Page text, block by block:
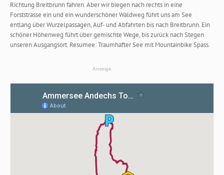
Richtung Breitbrunn fahren. Aber wir biegen nach rechts in eine
Forststrasse ein und ein wunderschöner Waldweg führt uns am See
entlang über Wurzelpassagen, Auf- und Abfahrten bis nach Breitbrunn. Ein
schöner Höhenweg führt über gemischte Wege, bis zurück nach Stegen
unseren Ausgangsort. Resumee: Traumhafter See mit Mountainbike Spass.
Anzeige